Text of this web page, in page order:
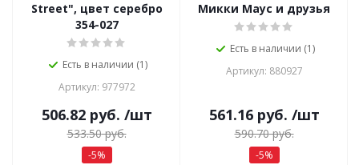
Street", цвет серебро
354-027
Есть в наличии (1)
Артикул: 977972
506.82руб. /шт
533.50руб.
-5%
Микки Маус и друзья
Есть в наличии (1)
Артикул: 880927
561.16руб. /шт
590.70руб.
-5%